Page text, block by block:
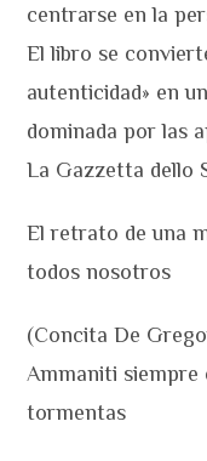
centrarse en la
El libro se
autenticidad» en
dominada por las
La Gazzetta dello
El retrato de una
todos nosotros
(Concita De
Ammaniti siempre
tormentas